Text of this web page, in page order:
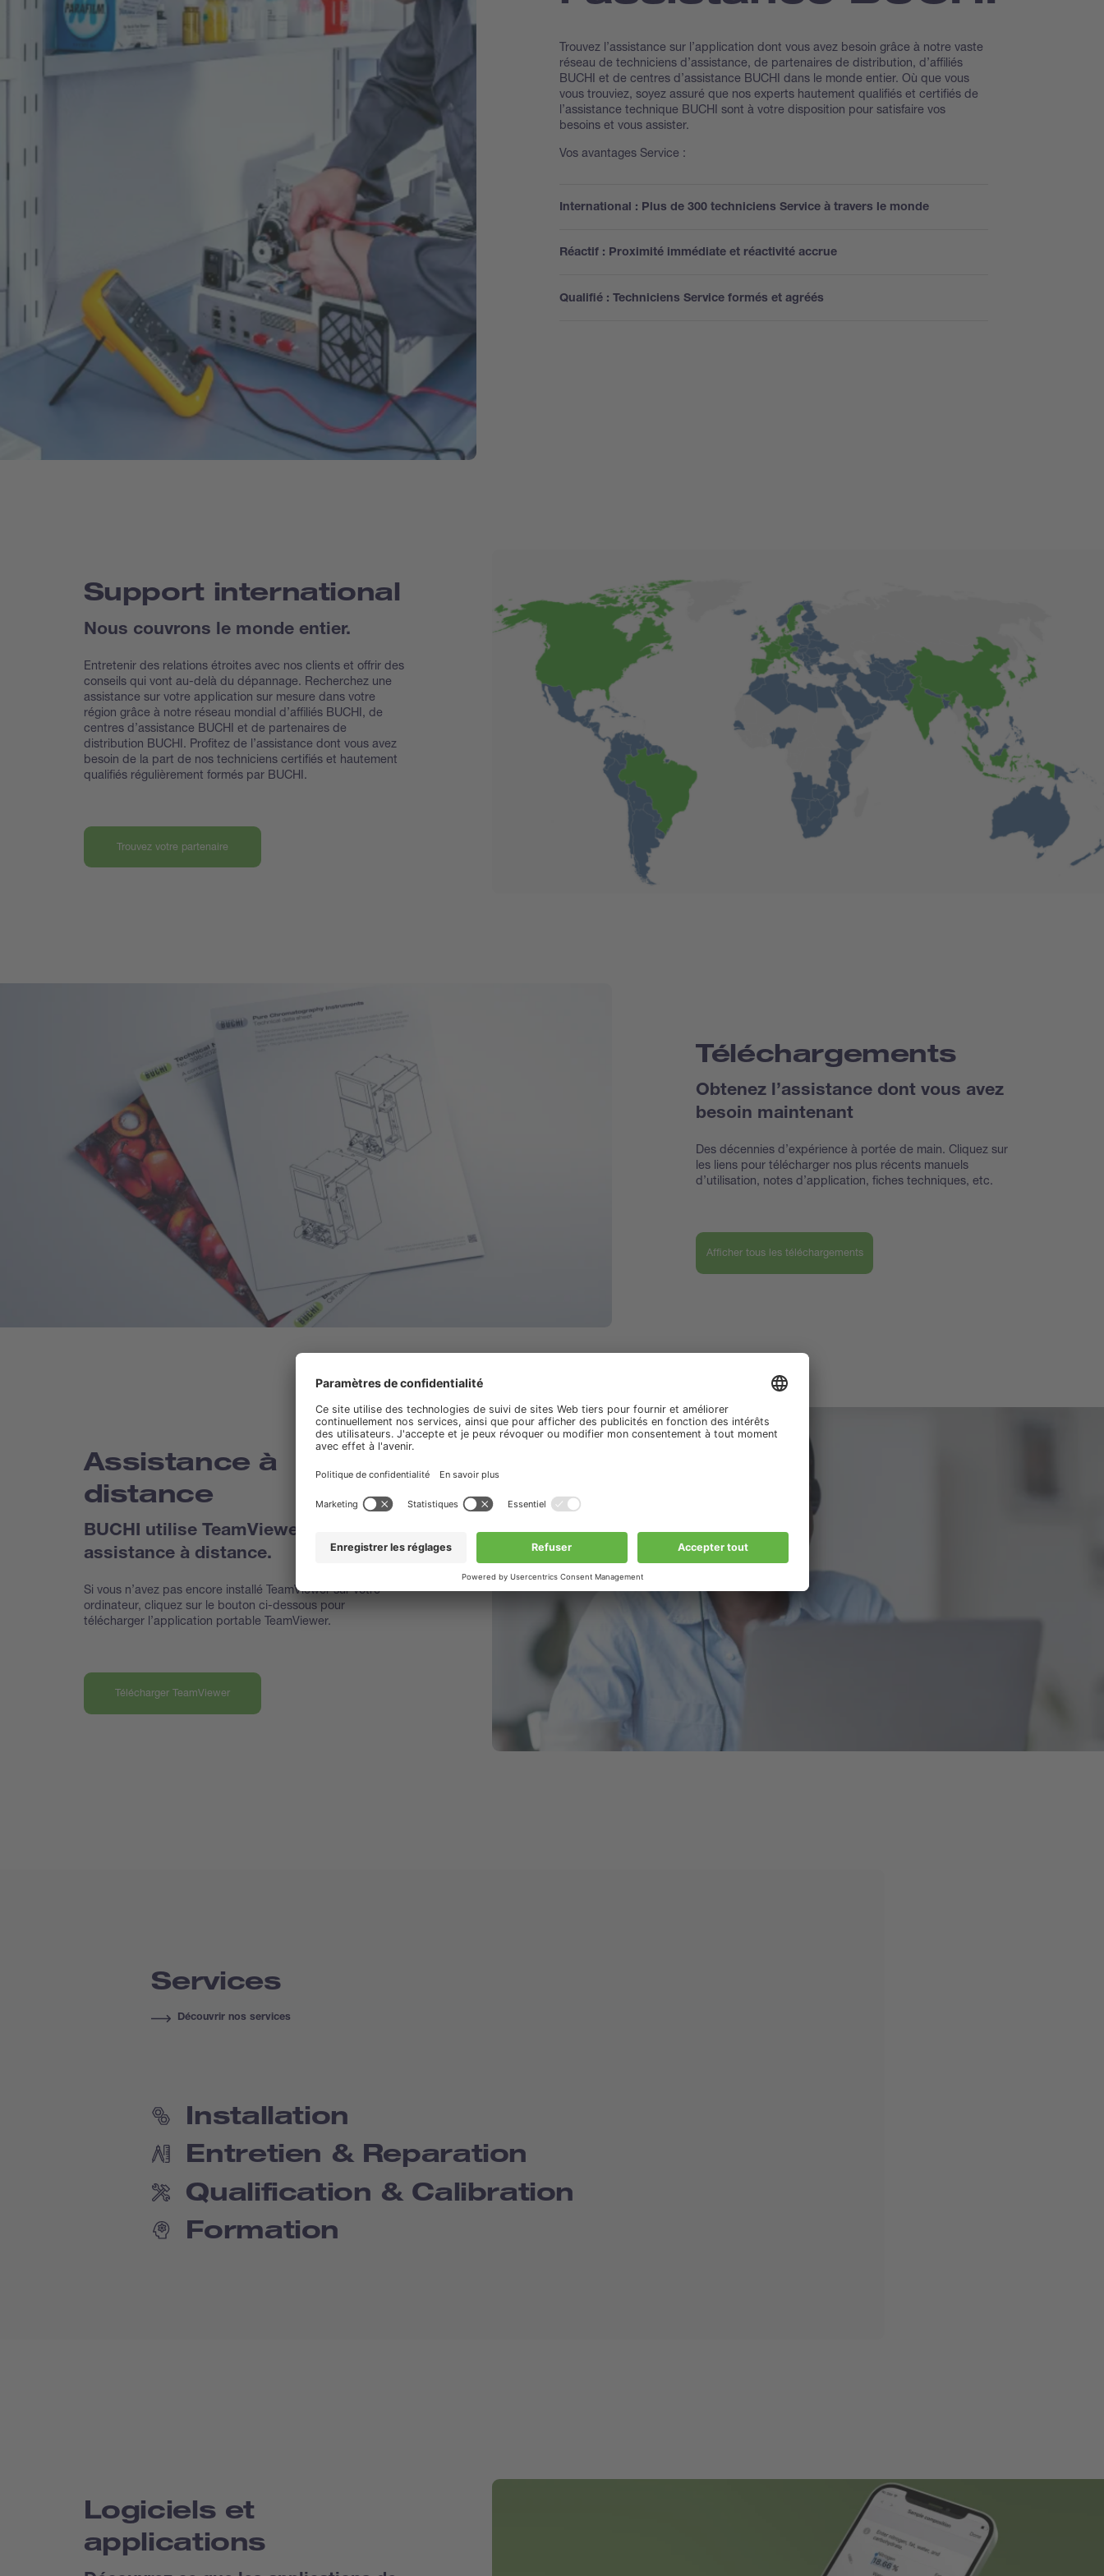
Trouvez l’assistance sur l’application dont vous avez besoin grâce à notre vaste
réseau de techniciens d’assistance, de partenaires de distribution, d’affiliés
BUCHI et de centres d’assistance BUCHI dans le monde entier. Où que vous
vous trouviez, soyez assuré que nos experts hautement qualifiés et certifiés de
l’assistance technique BUCHI sont à votre disposition pour satisfaire vos
besoins et vous assister.
Vos avantages Service :
International : Plus de 300 techniciens Service à travers le monde
Réactif : Proximité immédiate et réactivité accrue
Qualifié : Techniciens Service formés et agréés
Support international
Nous couvrons le monde entier.
Entretenir des relations étroites avec nos clients et offrir des
conseils qui vont au-delà du dépannage. Recherchez une
assistance sur votre application sur mesure dans votre
région grâce à notre réseau mondial d’affiliés BUCHI, de
centres d’assistance BUCHI et de partenaires de
distribution BUCHI. Profitez de l’assistance dont vous avez
besoin de la part de nos techniciens certifiés et hautement
qualifiés régulièrement formés par BUCHI.
Trouvez votre partenaire
Téléchargements
Obtenez l’assistance dont vous avez
besoin maintenant
Des décennies d’expérience à portée de main. Cliquez sur
les liens pour télécharger nos plus récents manuels
d’utilisation, notes d’application, fiches techniques, etc.
Afficher tous les téléchargements
Assistance à
distance
BUCHI utilise TeamViewer pour tout
assistance à distance.
Si vous n’avez pas encore installé TeamViewer sur votre
ordinateur, cliquez sur le bouton ci-dessous pour
télécharger l’application portable TeamViewer.
Télécharger TeamViewer
Services
Découvrir nos services
Installation
Entretien & Reparation
Qualification & Calibration
Formation
Logiciels et
applications